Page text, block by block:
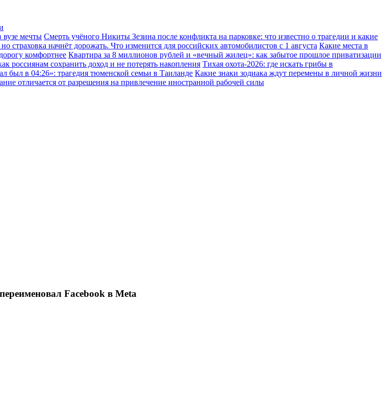
вузе мечты Смерть учёного Никиты Зезина после конфликта на парковке: что известно о трагедии и какие
начнёт дорожать. Что изменится для российских автомобилистов с 1 августа Какие места в
комфортнее Квартира за 8 миллионов рублей и «вечный жилец»: как забытое прошлое приватизации
россиянам сохранить доход и не потерять накопления Тихая охота-2026: где искать грибы в
был в 04:26»: трагедия тюменской семьи в Таиланде Какие знаки зодиака ждут перемены в личной жизни
отличается от разрешения на привлечение иностранной рабочей силы
Facebook в Meta